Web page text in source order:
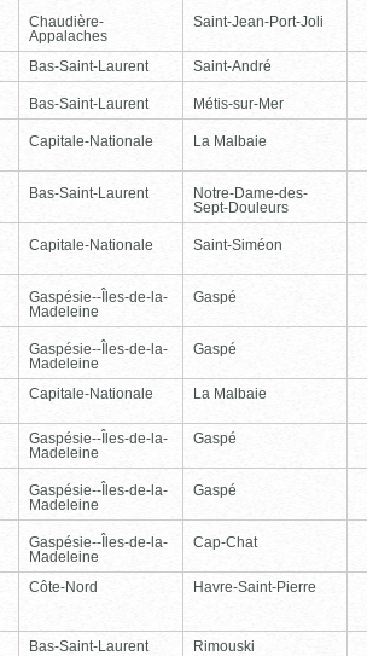
Chaudière-
Appalaches
Saint-Jean-Port-Joli
Bas-Saint-Laurent Saint-André
Bas-Saint-Laurent Métis-sur-Mer
Capitale-Nationale La Malbaie
Bas-Saint-Laurent
Notre-Dame-des-
Sept-Douleurs
Capitale-Nationale Saint-Siméon
Gaspésie--Îles-de-la-
Madeleine
Gaspé
Gaspésie--Îles-de-la-
Madeleine
Gaspé
Capitale-Nationale La Malbaie
Gaspésie--Îles-de-la-
Madeleine
Gaspé
Gaspésie--Îles-de-la-
Madeleine
Gaspé
Gaspésie--Îles-de-la-
Madeleine
Cap-Chat
Côte-Nord Havre-Saint-Pierre
Bas-Saint-Laurent
Rimouski